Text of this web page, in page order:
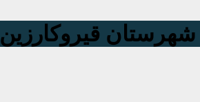
قیروکارزین